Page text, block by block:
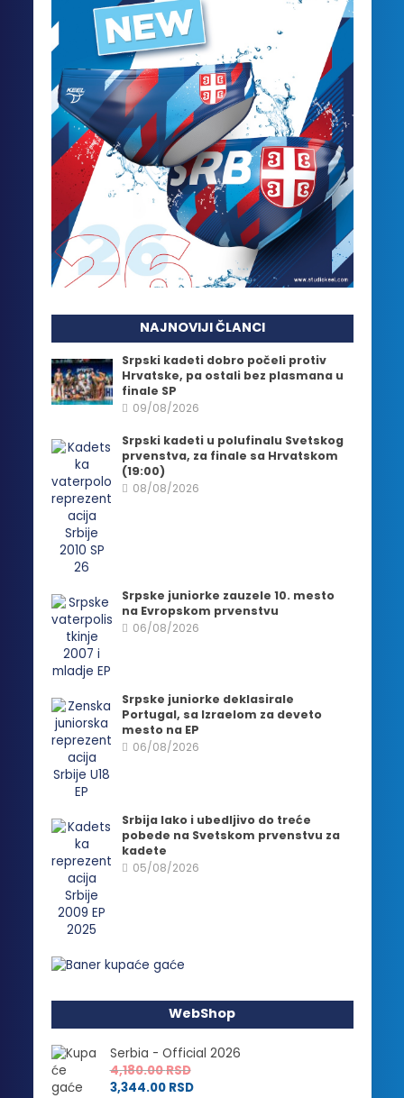
NAJNOVIJI ČLANCI
Srpski kadeti dobro počeli protiv
Hrvatske, pa ostali bez plasmana u
finale SP
09/08/2026
Srpski kadeti u polufinalu Svetskog
prvenstva, za finale sa Hrvatskom
(19:00)
08/08/2026
Srpske juniorke zauzele 10. mesto
na Evropskom prvenstvu
06/08/2026
Srpske juniorke deklasirale
Portugal, sa Izraelom za deveto
mesto na EP
06/08/2026
Srbija lako i ubedljivo do treće
pobede na Svetskom prvenstvu za
kadete
05/08/2026
WebShop
Serbia - Official 2026
4,180.00RSD
3,344.00 RSD